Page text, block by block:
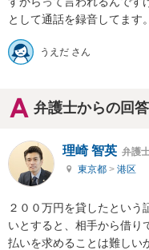
として通話を録音してます
うえだ さん
弁護士からの回
理崎 智英 弁護
東京都 > 港区
２００万円を貸したという
いとすると、相手から借り
払いを求めることは難しい